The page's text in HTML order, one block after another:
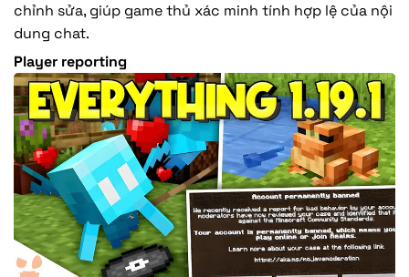
chỉnh sửa, giúp game thủ xác minh tính hợp lệ của nội
dung chat.
Player reporting